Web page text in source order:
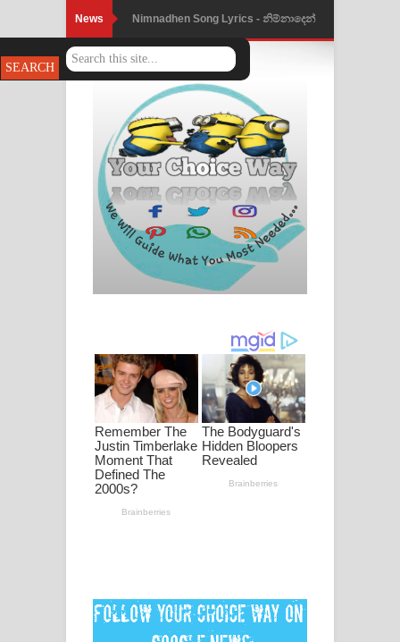
News Nimnadhen Song Lyrics - නිම්නාදෙන්
ගීතයේ පද පෙළ
Obamai Mage Adare Song Lyrics -
ඔබමයි මගේ ආදරේ ගීතයේ පද පෙළ
Pansal Gihin Song Lyrics - පන්සල් ගිහිං
ගීතයේ පද පෙළ
Ankeliya Song Lyrics - අංකෙළිය ගීතයේ
පද පෙළ
ගීතයේ පද පෙළ
MANAMALA KATHA Song Lyrics -
මනමාල කතා ගීතයේ පද පෙළ
Dai Dai Lyrics - Shakira, Burna Boy |
2026 football world cup song lyrics
Gemak Deela Song Lyrics - ගේමක් දීලා